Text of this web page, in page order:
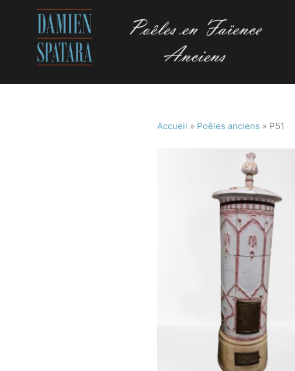
Accueil » Poêles anciens » P51